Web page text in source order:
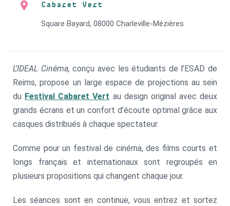
Cabaret Vert
Square Bayard, 08000 Charleville-Mézières
L’IDEAL Cinéma,conçu avec les étudiants de l’ESAD de
Reims, propose un large espace de projections au sein
du Festival Cabaret Vert au design original avec deux
grands écrans et un confort d’écoute optimal grâce aux
casques distribués à chaque spectateur.
Comme pour un festival de cinéma, des films courts et
longs français et internationaux sont regroupés en
plusieurs propositions qui changent chaque jour.
Les séances sont en continue, vous entrez et sortez